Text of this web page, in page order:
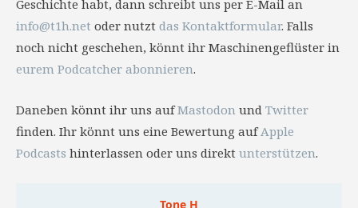
Geschichte habt, dann schreibt uns per E-Mail an
info@t1h.net oder nutzt das Kontaktformular. Falls
noch nicht geschehen, könnt ihr Maschinengeflüster in
eurem Podcatcher abonnieren.
Daneben könnt ihr uns aufMastodon und Twitter
finden. Ihr könnt uns eine Bewertung aufApple
Podcasts hinterlassen oder uns direkt unterstützen.